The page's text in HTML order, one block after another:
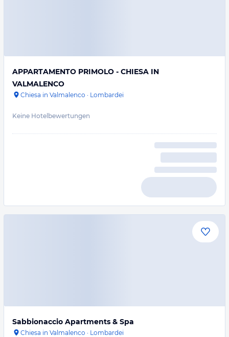
APPARTAMENTO PRIMOLO - CHIESA IN
VALMALENCO
Chiesa in Valmalenco · Lombardei
Keine Hotelbewertungen
Sabbionaccio Apartments & Spa
Chiesa in Valmalenco · Lombardei